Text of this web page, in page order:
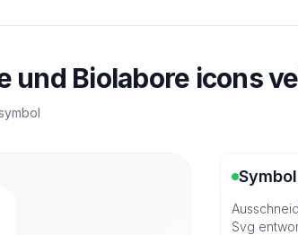
und Biolabore icons
Svg